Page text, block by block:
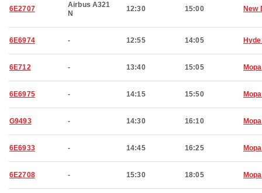
6E2707
Airbus A321
N
12:30 15:00 New
6E6974 - 12:55 14:05
6E712 - 13:40 15:05 Mopa
6E6975 - 14:15 15:50 Mopa
G9493 - 14:30 16:10 Mopa
6E6933 - 14:45 16:25 Mopa
6E2708 - 15:30 18:05 Mopa